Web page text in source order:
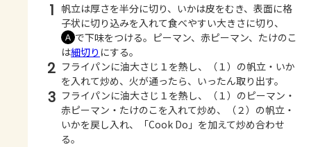
1 帆立は厚さを半分に切り、いかは皮をむき、表面に格
子状に切り込みを入れて食べやすい大きさに切り、
Ａ で下味をつける。ピーマン、赤ピーマン、たけのこ
は細切り にする。
2 フライパンに油大さじ１を熱し、（１）の帆立・いか
を入れて炒め、火が通ったら、いったん取り出す。
3 フライパンに油大さじ１を熱し、（１）のピーマン・
赤ピーマン・たけのこを入れて炒め、（２）の帆立・
いかを戻し入れ、「Cook Do」を加えて炒め合わせ
る。